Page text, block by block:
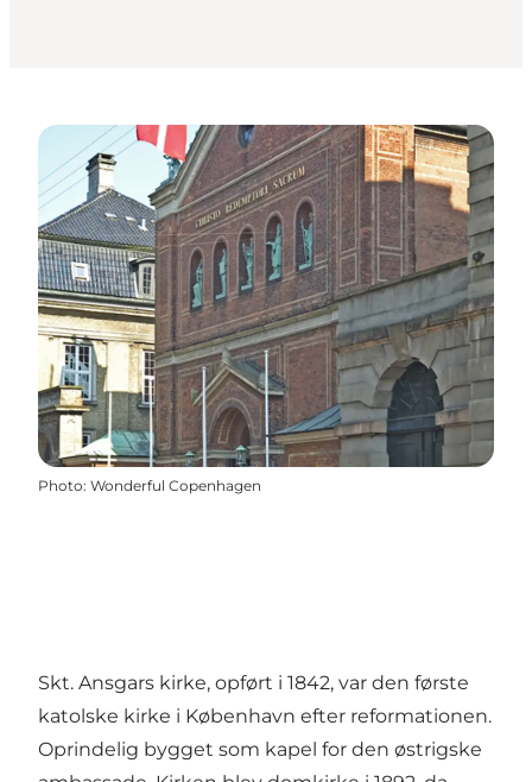
Photo: Wonderful Copenhagen
Skt. Ansgars kirke, opført i 1842, var den første
katolske kirke i København efter reformationen.
Oprindelig bygget som kapel for den østrigske